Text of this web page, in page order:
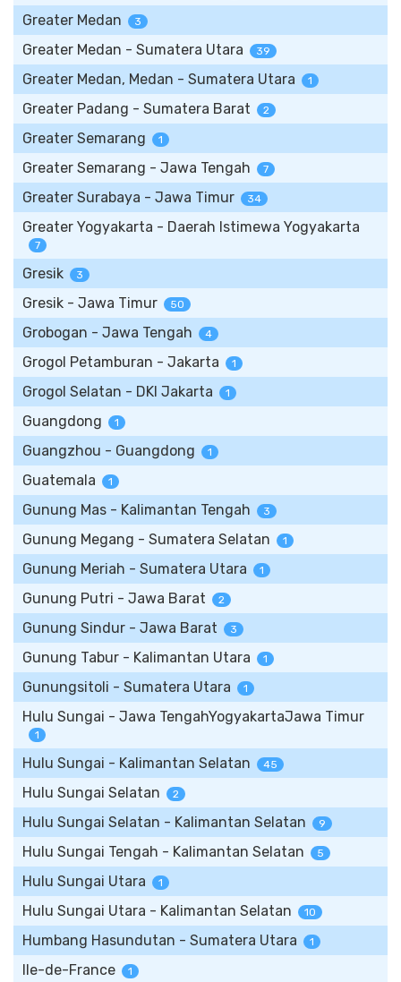
Greater Medan 3
Greater Medan - Sumatera Utara 39
Greater Medan, Medan - Sumatera Utara 1
Greater Padang - Sumatera Barat 2
Greater Semarang 1
Greater Semarang - Jawa Tengah 7
Greater Surabaya - Jawa Timur 34
Greater Yogyakarta - Daerah Istimewa Yogyakarta
7
Gresik 3
Gresik - Jawa Timur 50
Grobogan - Jawa Tengah 4
Grogol Petamburan - Jakarta 1
Grogol Selatan - DKI Jakarta 1
Guangdong 1
Guangzhou - Guangdong 1
Guatemala 1
Gunung Mas - Kalimantan Tengah 3
Gunung Megang - Sumatera Selatan 1
Gunung Meriah - Sumatera Utara 1
Gunung Putri - Jawa Barat 2
Gunung Sindur - Jawa Barat 3
Gunung Tabur - Kalimantan Utara 1
Gunungsitoli - Sumatera Utara 1
Hulu Sungai - Jawa TengahYogyakartaJawa Timur
1
Hulu Sungai - Kalimantan Selatan 45
Hulu Sungai Selatan 2
Hulu Sungai Selatan - Kalimantan Selatan 9
Hulu Sungai Tengah - Kalimantan Selatan 5
Hulu Sungai Utara 1
Hulu Sungai Utara - Kalimantan Selatan 10
Humbang Hasundutan - Sumatera Utara 1
Ile-de-France 1